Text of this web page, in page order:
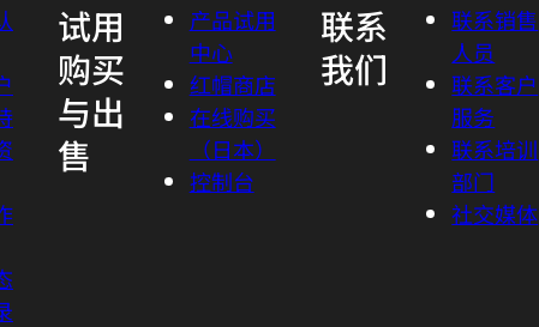
试用
购买
与出
售
产品试用
中心
红帽商店
在线购买
（日本）
控制台
联系
我们
联系销售
人员
联系客户
服务
联系培训
部门
社交媒体